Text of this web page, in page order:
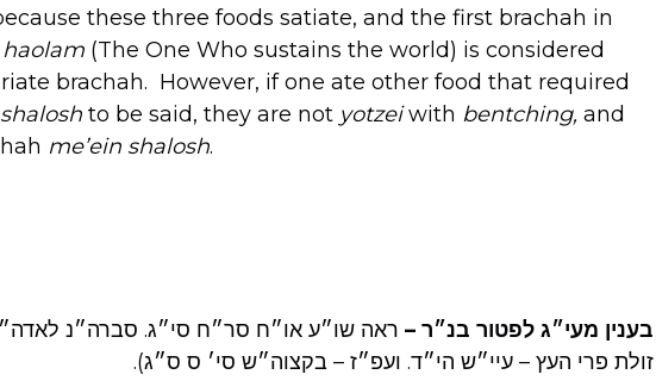
these three foods satiate, and the first brachah in
haolam (The One Who sustains the world) is considered
brachah. However, if one ate other food that required
to be said, they are not yotzeiwith bentching, and
me’ein shalosh.
בענין מעי״ג לפטור בנ״ר – ראה שו״ע או״ח סר״ח סי״ג. סברה״נ
זולת פרי העץ – עיי״ש הי״ד. ועפ״ז – בקצוה״ש סי׳ ס ס״ג).